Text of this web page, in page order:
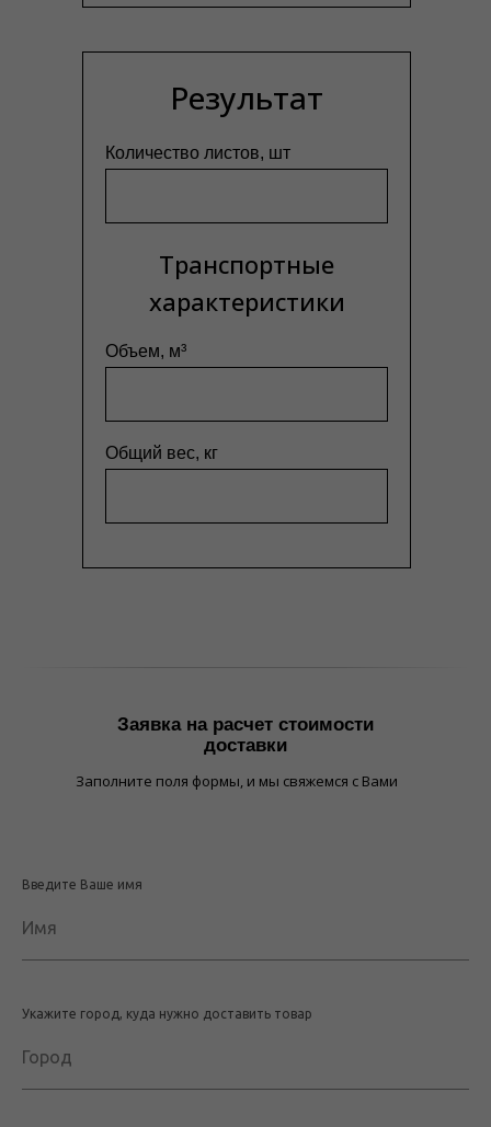
Результат
Количество листов, шт
Транспортные
характеристики
Объем, м³
Общий вес, кг
Заявка на расчет стоимости
доставки
Заполните поля формы, и мы свяжемся с Вами
Введите Ваше имя
Имя
Укажите город, куда нужно доставить товар
Город